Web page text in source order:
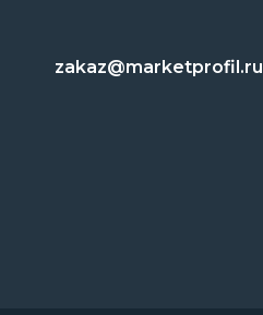
zakaz@marketprofil.ru